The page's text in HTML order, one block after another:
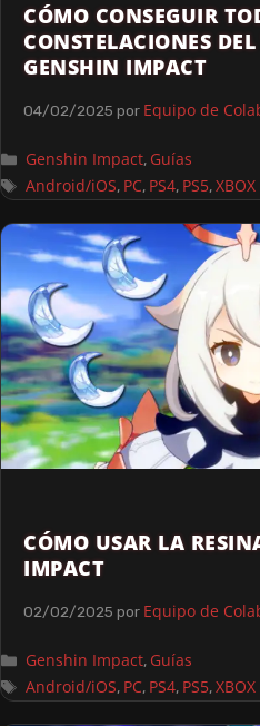
CÓMO CONSEGUIR
CONSTELACIONES
GENSHIN IMPACT
04/02/2025 por Equipo de
Genshin Impact, Guías
Android/iOS, PC, PS4, PS5,
CÓMO USAR LA
IMPACT
02/02/2025 por Equipo de
Genshin Impact, Guías
Android/iOS, PC, PS4, PS5,